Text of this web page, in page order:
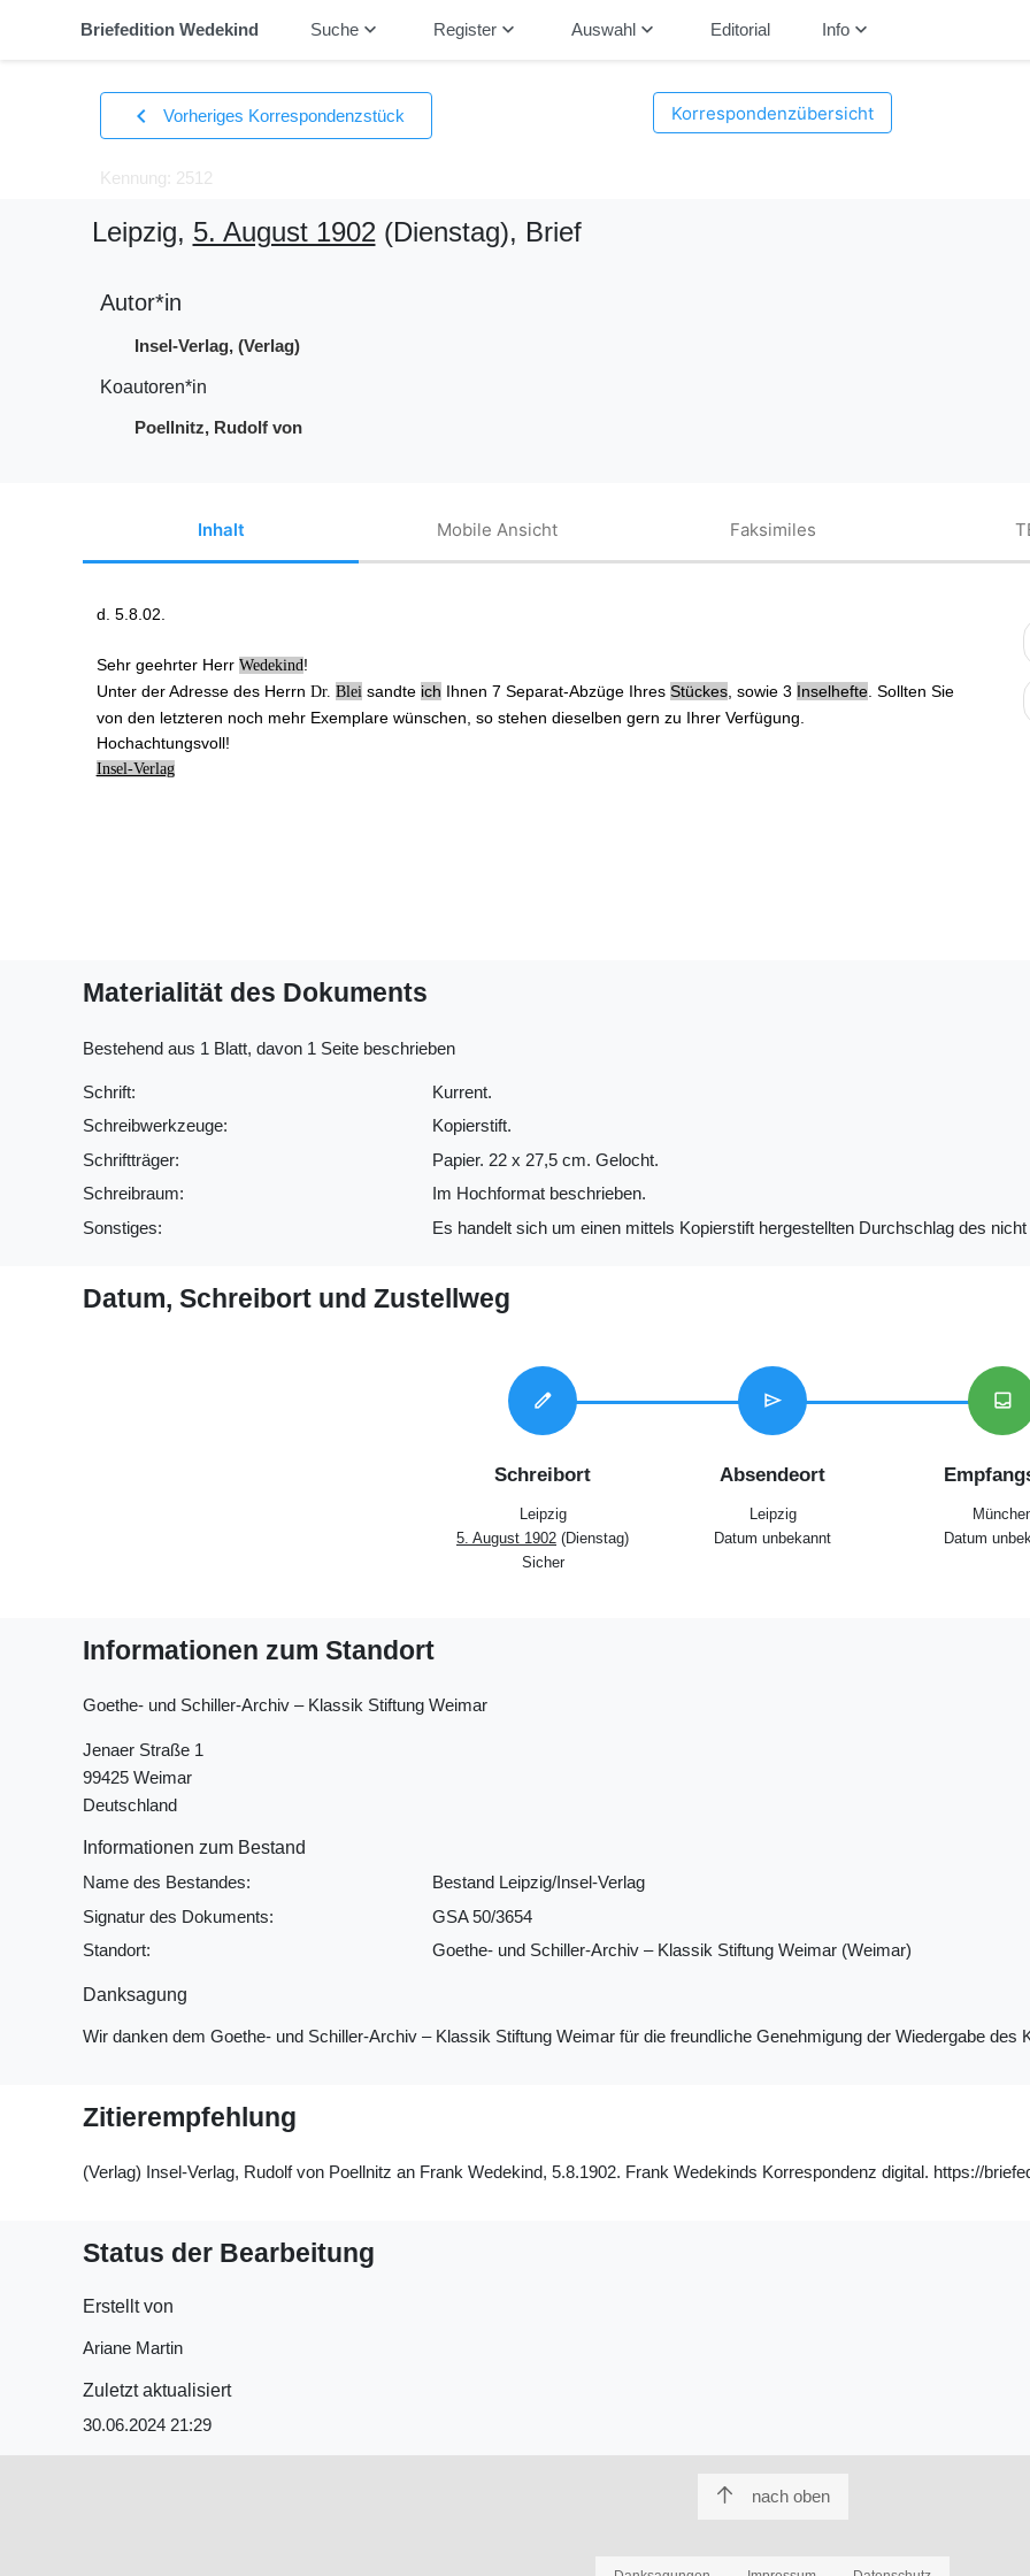
Briefedition Wedekind Suchekeyboard_arrow_down Registerkeyboard_arrow_down Auswahlkeyboard_arrow_down Editorial Infokeyboard_arrow_down
chevron_left Vorheriges Korrespondenzstück Korrespondenzübersicht
Kennung: 2512
Leipzig, 5. August 1902(Dienstag), Brief
Autor*in
Insel-Verlag, (Verlag)
Koautoren*in
Poellnitz, Rudolf von
Inhalt Mobile Ansicht Faksimiles
d. 5.8.02.
Sehr geehrter Herr Wedekind !
Unter derAdresse des Herrn Dr. Blei sandte ich Ihnen 7 Separat-Abzüge Ihres Stückes, sowie 3 Inselhefte. Sollten Sie
von den letzteren noch mehr Exemplare wünschen, so stehen dieselben gern zu Ihrer Verfügung.
Hochachtungsvoll!
Insel-Verlag
Materialität des Dokuments
Bestehend aus 1 Blatt, davon 1 Seite beschrieben
Schrift:
Kurrent.
Schreibwerkzeuge:
Kopierstift.
Schriftträger:
Papier. 22 x 27,5 cm. Gelocht.
Schreibraum:
Im Hochformat beschrieben.
Sonstiges:
Es handelt sich um einen mittels Kopierstift hergestellten Durchschlag des
Datum, Schreibort und Zustellweg
edit
Schreibort
Leipzig
5. August 1902 (Dienstag)
Sicher
send
Absendeort
Leipzig
Datum unbekannt
inbox
Datum
Informationen zum Standort
Goethe- und Schiller-Archiv ‒ Klassik Stiftung Weimar
Jenaer Straße 1
99425 Weimar
Deutschland
Informationen zum Bestand
Name des Bestandes:
Bestand Leipzig/Insel-Verlag
Signatur des Dokuments:
GSA 50/3654
Standort:
Goethe- und Schiller-Archiv ‒ Klassik Stiftung Weimar (Weimar)
Danksagung
Wir danken dem Goethe- und Schiller-Archiv ‒ Klassik Stiftung Weimar für die freundliche Genehmigung der Wiedergabe des
Zitierempfehlung
(Verlag) Insel-Verlag, Rudolf von Poellnitz an Frank Wedekind, 5.8.1902. Frank Wedekinds Korrespondenz digital. https://
Status der Bearbeitung
Erstellt von
Ariane Martin
Zuletzt aktualisiert
30.06.2024 21:29
nach oben